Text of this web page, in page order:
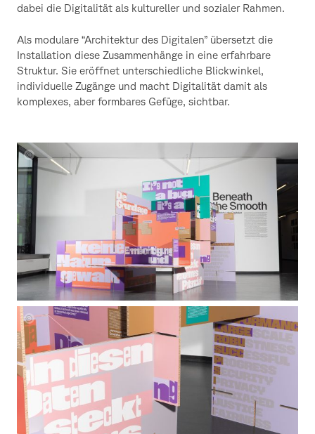
dabei die Digitalität als kultureller und sozialer Rahmen.
Als modulare “Architektur des Digitalen” übersetzt die
Installation diese Zusammenhänge in eine erfahrbare
Struktur. Sie eröffnet unterschiedliche Blickwinkel,
individuelle Zugänge und macht Digitalität damit als
komplexes, aber formbares Gefüge, sichtbar.
beneath
beneath